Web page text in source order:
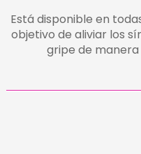
Está disponible en
objetivo de aliviar los
gripe de manera